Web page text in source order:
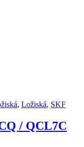
, Ložiská, SKF
/ QCL7C